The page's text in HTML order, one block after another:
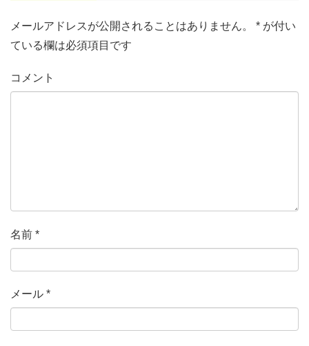
メールアドレスが公開されることはありません。 * が付い
ている欄は必須項目です
コメント
名前 *
メール *